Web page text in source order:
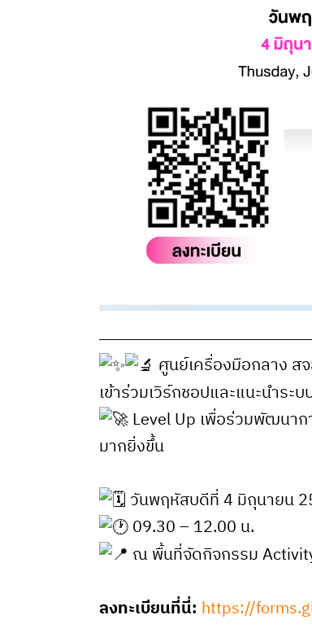
ศูนย์เครื่องมือกลาง ส
เข้าร่วมเวิร์กชอปและแนะนำระ
Level Up เพื่อร่วมพัฒนาก
มากยิ่งขึ้น
วันพฤหัสบดีที่ 4 มิถุนายน
09.30 – 12.00 น.
ณ พื้นที่จัดกิจกรรม
ลงทะเบียนที่นี่: https://